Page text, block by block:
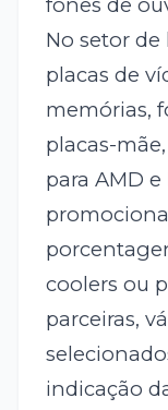
No setor de
placas de
memórias,
placas-
para AMD
coolers ou
parceiras,
indicação